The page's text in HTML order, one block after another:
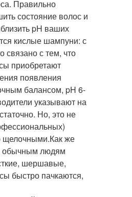
Правильно
состояние волос и
pH ваших
кислые шампуни: с
с тем, что
приобретают
появления
балансом, pH 6-
указывают на
Но, это не
щелочными.Как же
обычным людям
шершавые,
быстро пачкаются,